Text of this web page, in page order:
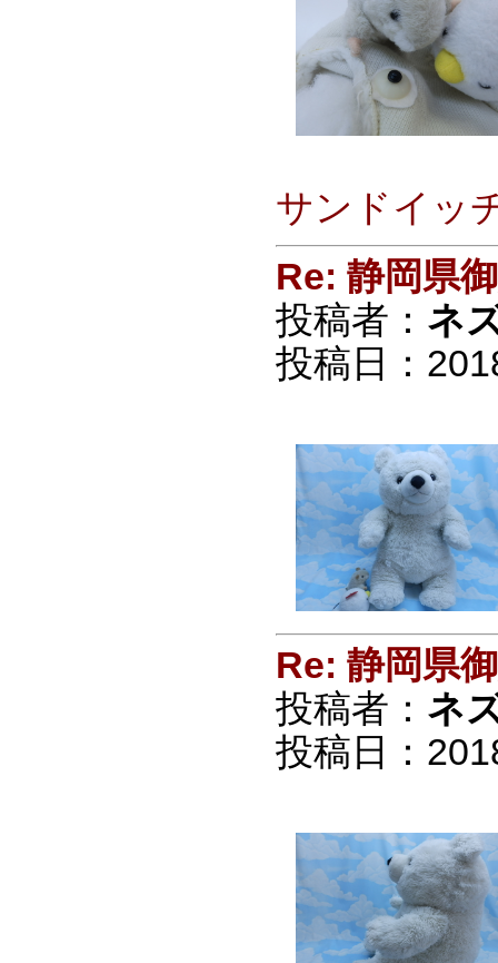
サンドイッ
Re: 静岡県
投稿者： ネ
投稿日：
Re: 静岡県
投稿者： ネ
投稿日：